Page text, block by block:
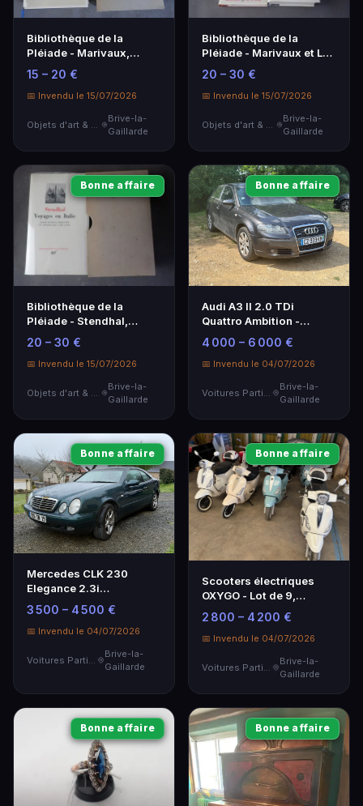
Bibliothèque de la
Pléiade - Marivaux,
Oeuvres de jeunesse
15 – 20 €
📅 Invendu le 15/07/2026
Objets d'art & Curiosités
Brive-la-
Gaillarde
Bibliothèque de la
Pléiade - Marivaux et La
Bruyère - Édition
Classique
20 – 30 €
📅 Invendu le 15/07/2026
Objets d'art & Curiosités
Brive-la-
Gaillarde
Bonne affaire
Bibliothèque de la
Pléiade - Stendhal,
Voyages en Italie
20 – 30 €
📅 Invendu le 15/07/2026
Brive-la-
Gaillarde
Bonne affaire
Audi A3 II 2.0 TDi
Quattro Ambition -
Coupé 170CV
4 000 – 6 000 €
📅 Invendu le 04/07/2026
Brive-la-
Gaillarde
Bonne affaire
Mercedes CLK 230
Elegance 2.3i
Kompressor - Coupé de
1998 avec intérieur cuir
3 500 – 4 500 €
📅 Invendu le 04/07/2026
Voitures Particulières
Brive-la-
Gaillarde
Bonne affaire
Scooters électriques
OXYGO - Lot de 9,
équivalent 125cc et
50cc, quasi neufs
2 800 – 4 200 €
📅 Invendu le 04/07/2026
Brive-la-
Gaillarde
Bonne affaire Bonne affaire